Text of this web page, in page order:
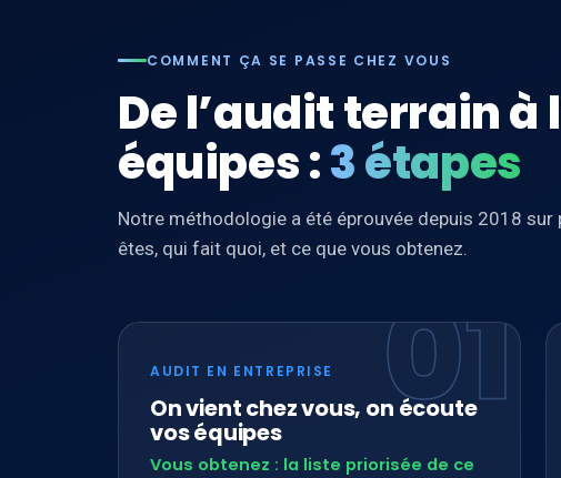
COMMENT ÇA SE PASSE CHEZ VOUS
De l’audit terrain à
équipes :3 étapes
Notre méthodologie a été éprouvée depuis 2018
êtes, qui fait quoi, et ce que vous obtenez.
01
AUDIT EN ENTREPRISE
On vient chez vous, on écoute
vos équipes
Vous obtenez : la liste priorisée de ce